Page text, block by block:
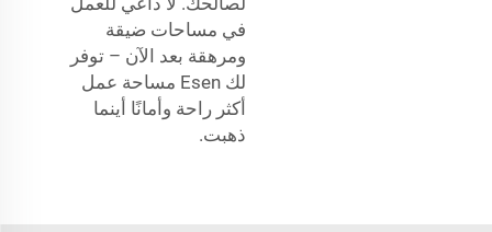
في مساحات ضيقة
ومرهقة بعد الآن – توفر
لك Esen مساحة عمل
أكثر راحة وأمانًا أينما
ذهبت.